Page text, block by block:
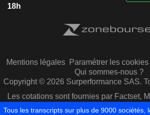
18h
Mentions légales Paramétrer les cookies
Qui sommes-nous ?
Copyright © 2026 Surperformance SAS.
Les cotations sont fournies par Factset,
Capital IQ
Tous les transcripts sur plus de 9000 sociétés,